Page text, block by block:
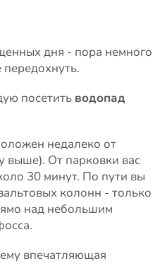
дня - пора немного
передохнуть.
посетить водопад
недалеко от
выше). От парковки вас
30 минут. По пути вы
колонн - только
над небольшим
впечатляющая